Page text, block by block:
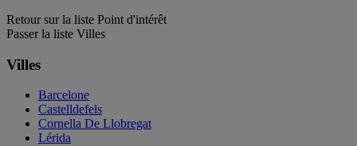
Retour sur la liste Point d'intérêt
Passer la liste Villes
Villes
Barcelone
Castelldefels
Cornella De Llobregat
Lérida